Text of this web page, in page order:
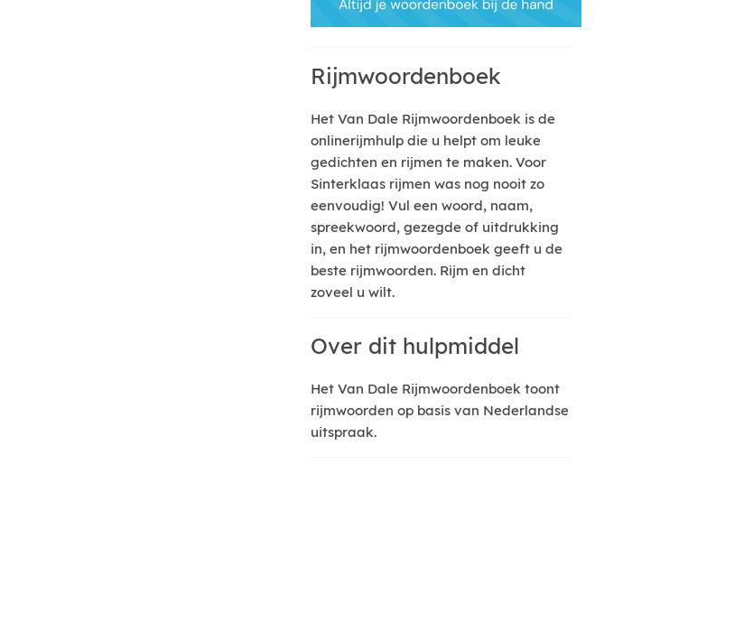
Rijmwoordenboek
Het Van Dale Rijmwoordenboek is de
onlinerijmhulp die u helpt om leuke
gedichten en rijmen te maken. Voor
Sinterklaas rijmen was nog nooit zo
eenvoudig! Vul een woord, naam,
spreekwoord, gezegde of uitdrukking
in, en het rijmwoordenboek geeft u de
beste rijmwoorden. Rijm en dicht
zoveel u wilt.
Over dit hulpmiddel
Het Van Dale Rijmwoordenboek toont
rijmwoorden op basis van Nederlandse
uitspraak.